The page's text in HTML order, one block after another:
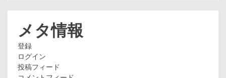
メタ情報
登録
ログイン
投稿フィード